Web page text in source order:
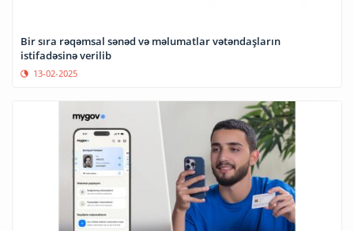
Bir sıra rəqəmsal sənəd və məlumatlar vətəndaşların
istifadəsinə verilib
13-02-2025